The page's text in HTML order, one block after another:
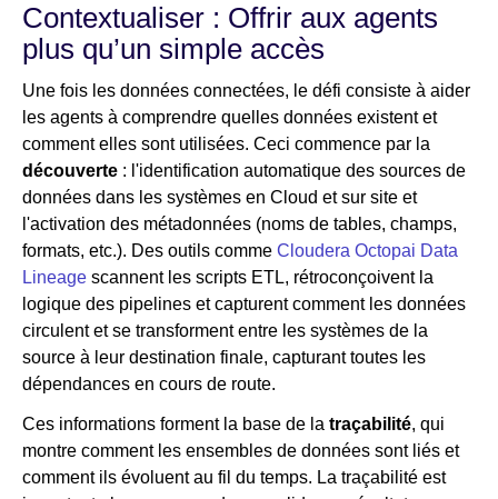
Contextualiser : Offrir aux agents
plus qu’un simple accès
Une fois les données connectées, le défi consiste à aider
les agents à comprendre quelles données existent et
comment elles sont utilisées. Ceci commence par la
découverte : l'identification automatique des sources de
données dans les systèmes en Cloud et sur site et
l'activation des métadonnées (noms de tables, champs,
formats, etc.). Des outils comme Cloudera Octopai Data
Lineage scannent les scripts ETL, rétroconçoivent la
logique des pipelines et capturent comment les données
circulent et se transforment entre les systèmes de la
source à leur destination finale, capturant toutes les
dépendances en cours de route.
Ces informations forment la base de la traçabilité, qui
montre comment les ensembles de données sont liés et
comment ils évoluent au fil du temps. La traçabilité est